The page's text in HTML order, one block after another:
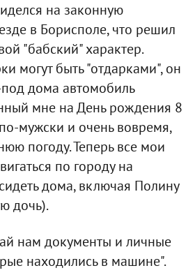
на законную
в Борисполе, что решил
"бабский" характер.
могут быть "отдарками", он
дома автомобиль
мне на День рождения 8
мужски и очень вовремя,
погоду. Теперь все мои
по городу на
дома, включая Полину
дочь).
нам документы и личные
находились в машине".